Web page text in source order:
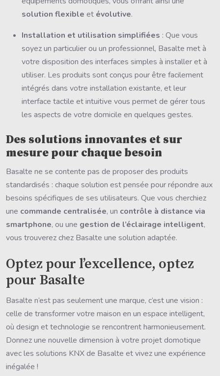
solution flexible et évolutive.
Installation et utilisation simplifiées : Que vous
soyez un particulier ou un professionnel, Basalte met à
votre disposition des interfaces simples à installer et à
utiliser. Les produits sont conçus pour être facilement
intégrés dans votre installation existante, et leur
interface tactile et intuitive vous permet de gérer tous
les aspects de votre domicile en quelques gestes.
Des solutions innovantes et sur
mesure pour chaque besoin
Basalte ne se contente pas de proposer des produits
standardisés : chaque solution est pensée pour répondre aux
besoins spécifiques de ses utilisateurs. Que vous cherchiez
une commande centralisée, un contrôle à distance via
smartphone, ou une gestion de l’éclairage intelligent,
vous trouverez chez Basalte une solution adaptée.
Optez pour l’excellence, optez
pour Basalte
Basalte n’est pas seulement une marque, c’est une vision :
celle de transformer votre maison en un espace intelligent,
où design et technologie se rencontrent harmonieusement.
Donnez une nouvelle dimension à votre projet domotique
avec les solutions KNX de Basalte et vivez une expérience
inégalée !